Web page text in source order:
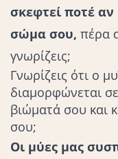
σκεφτεί ποτέ αν
σώμα σου, πέρα
γνωρίζεις;
Γνωρίζεις ότι ο
διαμορφώνεται
βιώματά σου και
σου;
Οι μύες μας